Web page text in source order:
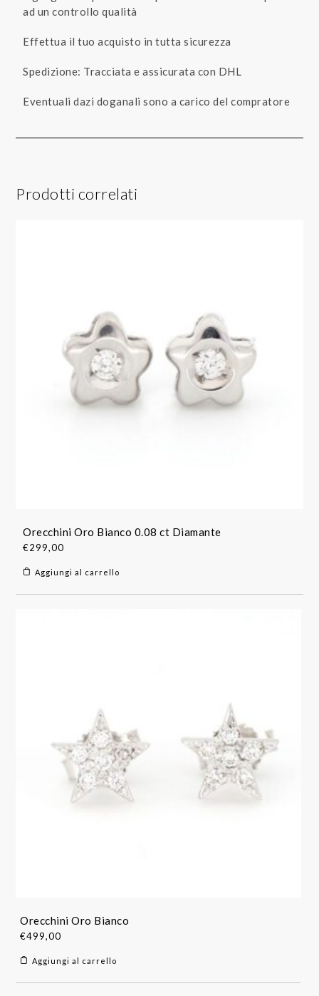
ad un controllo qualità
Effettua il tuo acquisto in tutta sicurezza
Spedizione: Tracciata e assicurata con DHL
Eventuali dazi doganali sono a carico del compratore
Prodotti correlati
Orecchini Oro Bianco 0.08 ct Diamante
€299,00
Aggiungi al carrello
Orecchini Oro Bianco
€499,00
Aggiungi al carrello